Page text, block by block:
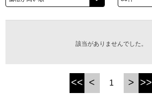
ラブライブ！スーパースター!!
アイドリッシュセブン該当がありませんでした。
<< < 1 > >>